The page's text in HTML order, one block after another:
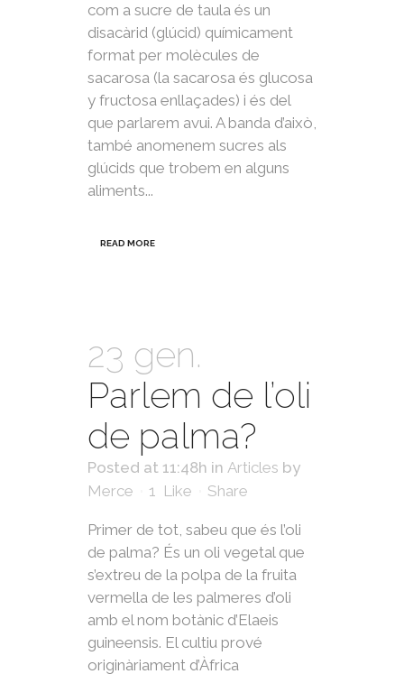
com a sucre de taula és un
disacàrid (glúcid) químicament
format per molècules de
sacarosa (la sacarosa és glucosa
y fructosa enllaçades) i és del
que parlarem avui. A banda d’això,
també anomenem sucres als
glúcids que trobem en alguns
aliments...
READ MORE
23 gen.
Parlem de l’oli
de palma?
Posted at 11:48h in Articles by
Merce
1 Like Share
Primer de tot, sabeu que és l’oli
de palma? És un oli vegetal que
s’extreu de la polpa de la fruita
vermella de les palmeres d’oli
amb el nom botànic d’Elaeis
guineensis. El cultiu prové
originàriament d’Àfrica